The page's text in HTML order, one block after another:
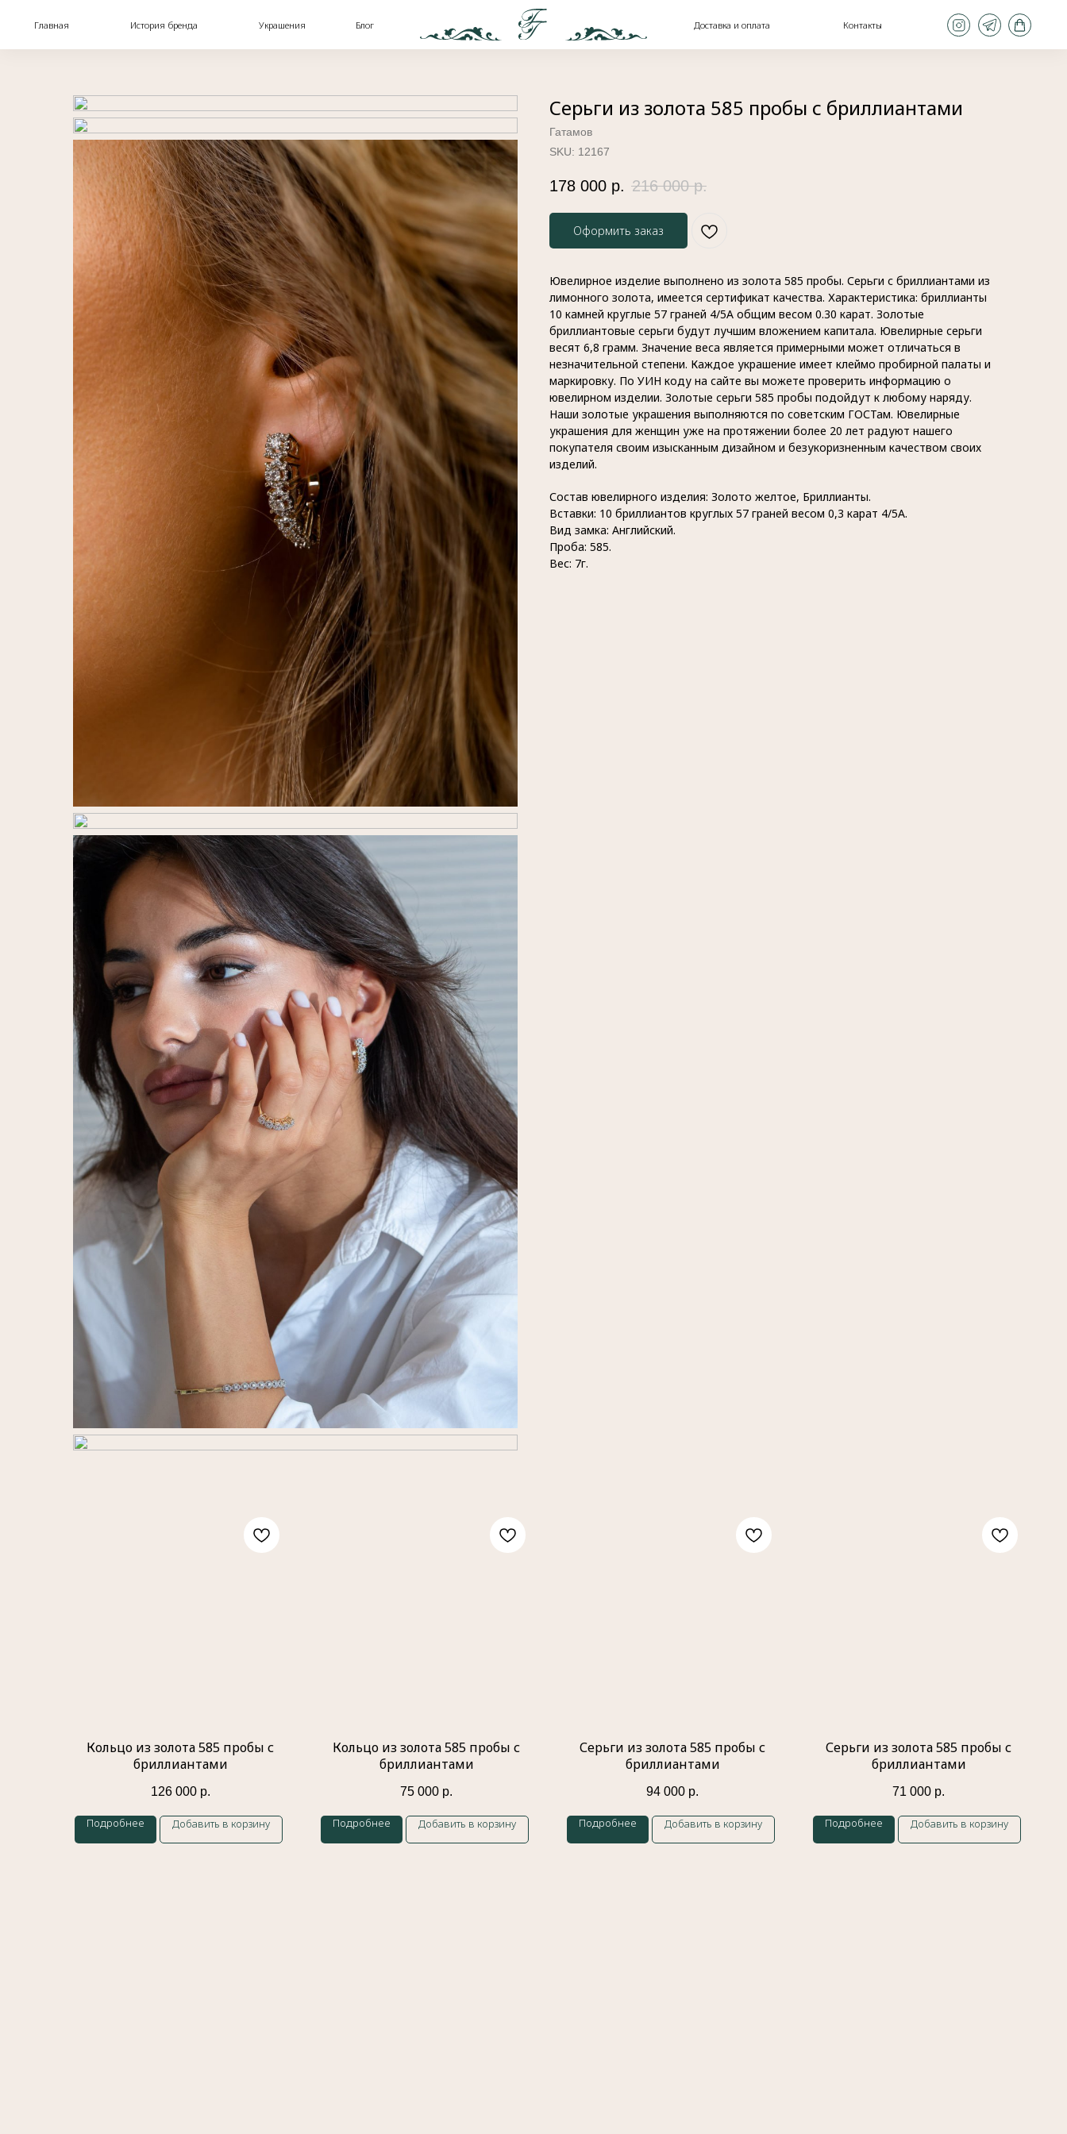
Главная История бренда Украшения Контакты
Серьги из золота 585 пробы с бриллиантами
Гатамов
SKU: 12167
178 000 р. 216 000 р.
Оформить заказ
Ювелирное изделие выполнено из золота 585 пробы. Серьги с бриллиантами из
лимонного золота, имеется сертификат качества. Характеристика: бриллианты
10 камней круглые 57 граней 4/5А общим весом 0.30 карат. Золотые
бриллиантовые серьги будут лучшим вложением капитала. Ювелирные серьги
весят 6,8 грамм. Значение веса является примерными может отличаться в
незначительной степени. Каждое украшение имеет клеймо пробирной палаты и
маркировку. По УИН коду на сайте вы можете проверить информацию о
ювелирном изделии. Золотые серьги 585 пробы подойдут к любому наряду.
Наши золотые украшения выполняются по советским ГОСТам. Ювелирные
украшения для женщин уже на протяжении более 20 лет радуют нашего
покупателя своим изысканным дизайном и безукоризненным качеством своих
изделий.
Состав ювелирного изделия: Золото желтое, Бриллианты.
Вставки: 10 бриллиантов круглых 57 граней весом 0,3 карат 4/5А.
Вид замка: Английский.
Проба: 585.
Вес: 7г.
Кольцо из золота 585 пробы с
бриллиантами
126 000 р.
Подробнее Добавить в корзину
Кольцо из золота 585 пробы с
бриллиантами
75 000 р.
Подробнее Добавить в корзину
Серьги из золота 585 пробы с
бриллиантами
94 000 р.
Подробнее Добавить в корзину
Серьги из золота 585 пробы с
бриллиантами
71 000 р.
Подробнее Добавить в корзину
Каталог
Меню Контакты